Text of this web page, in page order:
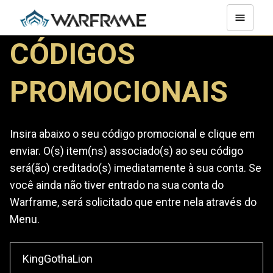
CÓDIGOS
PROMOCIONAIS
Insira abaixo o seu código promocional e clique em
enviar. O(s) item(ns) associado(s) ao seu código
será(ão) creditado(s) imediatamente à sua conta. Se
você ainda não tiver entrado na sua conta do
Warframe, será solicitado que entre nela através do
Menu.